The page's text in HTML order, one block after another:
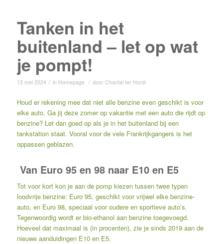
Tanken in het
buitenland – let op wat
je pompt!
13 mei 2024 / in Homepage / door Chantal ter Horst
Houd er rekening mee dat niet alle benzine even geschikt is voor
elke auto. Ga jij deze zomer op vakantie met een auto die rijdt op
benzine? Let dan goed op als je in het buitenland bij een
tankstation staat. Vooral voor de vele Frankrijkgangers is het
oppassen geblazen.
Van Euro 95 en 98 naar E10 en E5
Tot voor kort kon je aan de pomp kiezen tussen twee typen
loodvrije benzine: Euro 95, geschikt voor vrijwel elke benzine-
auto, en Euro 98, speciaal voor oudere en sportieve auto’s.
Tegenwoordig wordt er bio-ethanol aan benzine toegevoegd.
Hoeveel dat maximaal is (in procenten), zie je sinds 2019 aan de
nieuwe aanduidingen E10 en E5.